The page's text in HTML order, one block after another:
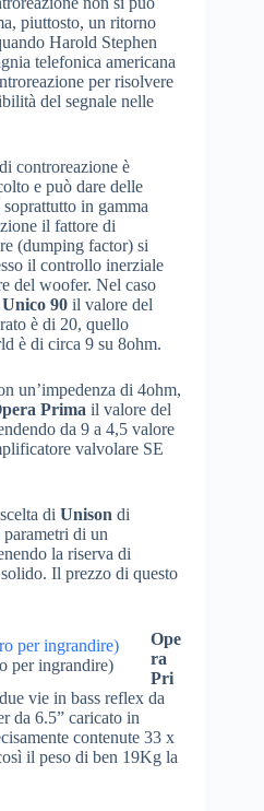
piuttosto, un ritorno
Harold Stephen
telefonica americana
per risolvere
del segnale nelle
controreazione è
e può dare delle
in gamma
il fattore di
(dumping factor) si
il controllo inerziale
del woofer. Nel caso
90 il valore del
è di 20, quello
è di circa 9 su 8ohm.
un’impedenza di 4ohm,
Prima il valore del
da 9 a 4,5 valore
valvolare SE
di Unison di
di un
la riserva di
Il prezzo di questo
per ingrandire)
Ope
ra
Pri
vie in bass reflex da
da 6.5” caricato in
contenute 33 x
il peso di ben 19Kg la